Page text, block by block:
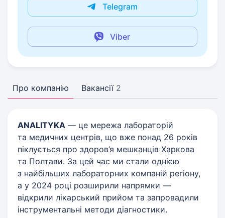
Telegram
Viber
Про компанію Вакансії 2
ANALITYKA — це мережа лабораторій
та медичних центрів, що вже понад 26 років
піклується про здоров’я мешканців Харкова
та Полтави. За цей час ми стали однією
з найбільших лабораторних компаній регіону,
а у 2024 році розширили напрямки —
відкрили лікарський прийом та запровадили
інструментальні методи діагностики.